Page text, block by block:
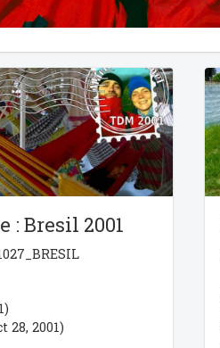
: Bresil 2001
28, 2001)